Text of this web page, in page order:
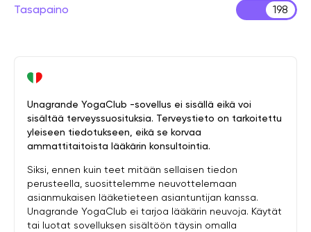
Tasapaino 198
Unagrande YogaClub -sovellus ei sisällä eikä voi
sisältää terveyssuosituksia. Terveystieto on tarkoitettu
yleiseen tiedotukseen, eikä se korvaa
ammattitaitoista lääkärin konsultointia.
Siksi, ennen kuin teet mitään sellaisen tiedon
perusteella, suosittelemme neuvottelemaan
asianmukaisen lääketieteen asiantuntijan kanssa.
Unagrande YogaClub ei tarjoa lääkärin neuvoja. Käytät
tai luotat sovelluksen sisältöön täysin omalla